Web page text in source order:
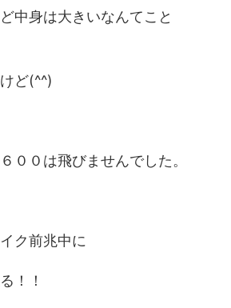
中身は大きいなんてこと
ど(^^)
００は飛びませんでした。
ク前兆中に
！！